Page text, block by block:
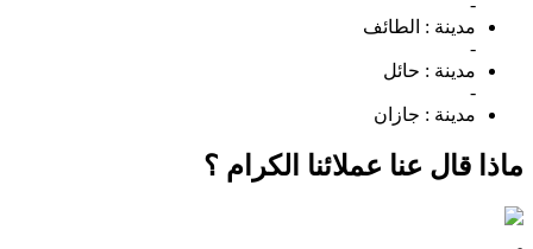
مدينة : الطائف
-
مدينة : حائل
-
مدينة : جازان
ماذا قال عنا عملائنا الكرام ؟